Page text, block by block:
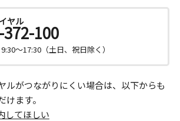
ヤル
100
9:30～17:30（土日、祝日除く）
ルがつながりにくい場合は、以下からも
けます。
してほしい